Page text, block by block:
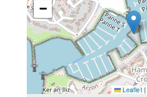
−
Leaflet |